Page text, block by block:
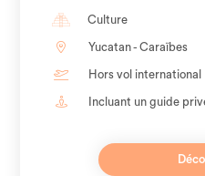
Culture
Yucatan - Caraïbes
Hors vol international
Incluant un guide